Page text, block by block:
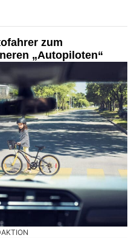
zum
„Autopiloten“